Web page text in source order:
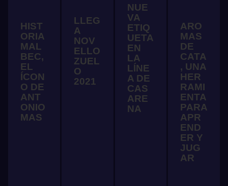
HIST
ORIA
MAL
BEC,
EL
ÍCON
O DE
ANT
ONIO
MAS
LLEG
A
NOV
ELLO
ZUEL
O
2021
NUE
VA
ETIQ
UETA
EN
LA
LÍNE
A DE
CAS
ARE
NA
ARO
MAS
DE
CATA
, UNA
HER
RAMI
ENTA
PARA
APR
END
ER Y
JUG
AR